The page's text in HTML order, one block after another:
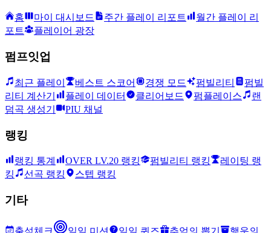
홈 마이 대시보드 주간 플레이 리포트
월간 플레이 리
포트
플레이어 광장
펌프잇업
최근 플레이 베스트 스코어 경쟁 모드 펌빌리티
펌빌
리티 계산기
플레이 데이터 클리어보드 펌플레이스
랜
덤곡 생성기
PIU 채널
랭킹
랭킹 통계 OVER LV.20 랭킹 펌빌리티 랭킹
레이팅 랭
킹
선곡 랭킹 스텝 랭킹
기타
출석체크 일일 미션 일일 퀴즈 추억의 뽑기 행운의